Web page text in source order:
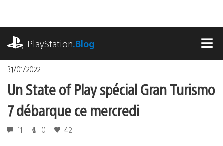
contenu
PlayStation.Blog
31/01/2022
Un State of Play spécial Gran Turismo
7 débarque ce mercredi
11 0 42